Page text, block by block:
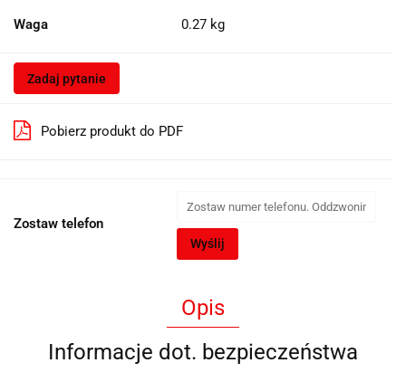
Waga 0.27 kg
Zadaj pytanie
Pobierz produkt do PDF
Zostaw telefon
Wyślij
Opis
Informacje dot. bezpieczeństwa